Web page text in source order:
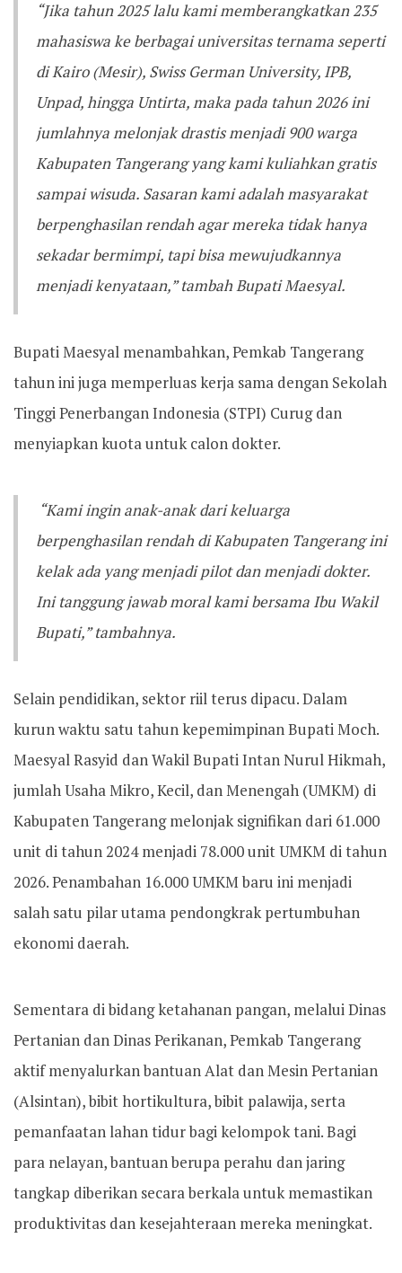
“Jika tahun 2025 lalu kami memberangkatkan 235
mahasiswa ke berbagai universitas ternama seperti
di Kairo (Mesir), Swiss German University, IPB,
Unpad, hingga Untirta, maka pada tahun 2026 ini
jumlahnya melonjak drastis menjadi 900 warga
Kabupaten Tangerang yang kami kuliahkan gratis
sampai wisuda. Sasaran kami adalah masyarakat
berpenghasilan rendah agar mereka tidak hanya
sekadar bermimpi, tapi bisa mewujudkannya
menjadi kenyataan,” tambah Bupati Maesyal.
Bupati Maesyal menambahkan, Pemkab Tangerang
tahun ini juga memperluas kerja sama dengan Sekolah
Tinggi Penerbangan Indonesia (STPI) Curug dan
menyiapkan kuota untuk calon dokter.
“Kami ingin anak-anak dari keluarga
berpenghasilan rendah di Kabupaten Tangerang ini
kelak ada yang menjadi pilot dan menjadi dokter.
Ini tanggung jawab moral kami bersama Ibu Wakil
Bupati,” tambahnya.
Selain pendidikan, sektor riil terus dipacu. Dalam
kurun waktu satu tahun kepemimpinan Bupati Moch.
Maesyal Rasyid dan Wakil Bupati Intan Nurul Hikmah,
jumlah Usaha Mikro, Kecil, dan Menengah (UMKM) di
Kabupaten Tangerang melonjak signifikan dari 61.000
unit di tahun 2024 menjadi 78.000 unit UMKM di tahun
2026. Penambahan 16.000 UMKM baru ini menjadi
salah satu pilar utama pendongkrak pertumbuhan
ekonomi daerah.
Sementara di bidang ketahanan pangan, melalui Dinas
Pertanian dan Dinas Perikanan, Pemkab Tangerang
aktif menyalurkan bantuan Alat dan Mesin Pertanian
(Alsintan), bibit hortikultura, bibit palawija, serta
pemanfaatan lahan tidur bagi kelompok tani. Bagi
para nelayan, bantuan berupa perahu dan jaring
tangkap diberikan secara berkala untuk memastikan
produktivitas dan kesejahteraan mereka meningkat.